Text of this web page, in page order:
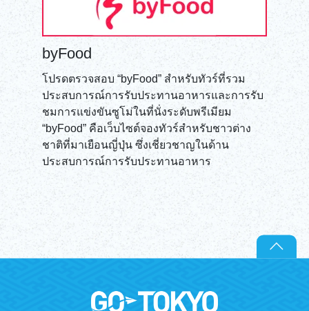
byFood
โปรดตรวจสอบ “byFood” สำหรับทัวร์ที่รวม
ประสบการณ์การรับประทานอาหารและการรับ
ชมการแข่งขันซูโม่ในที่นั่งระดับพรีเมียม
“byFood” คือเว็บไซต์จองทัวร์สำหรับชาวต่าง
ชาติที่มาเยือนญี่ปุ่น ซึ่งเชี่ยวชาญในด้าน
ประสบการณ์การรับประทานอาหาร